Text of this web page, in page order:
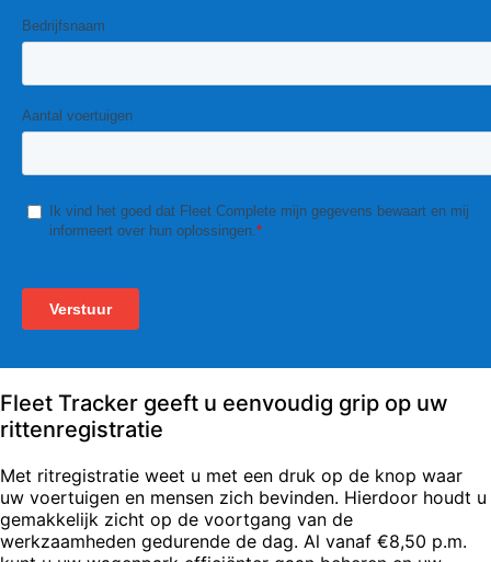
Fleet Tracker geeft u eenvoudig grip op uw
rittenregistratie
Met ritregistratie weet u met een druk op de knop waar
uw voertuigen en mensen zich bevinden. Hierdoor houdt u
gemakkelijk zicht op de voortgang van de
werkzaamheden gedurende de dag. Al vanaf €8,50 p.m.